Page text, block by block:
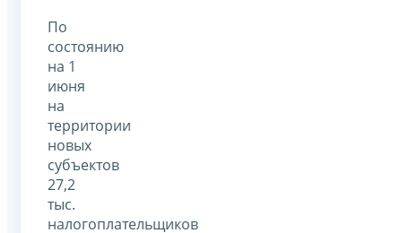
По
состоянию
на 1
июня
на
территории
новых
субъектов
27,2
тыс.
налогоплательщиков